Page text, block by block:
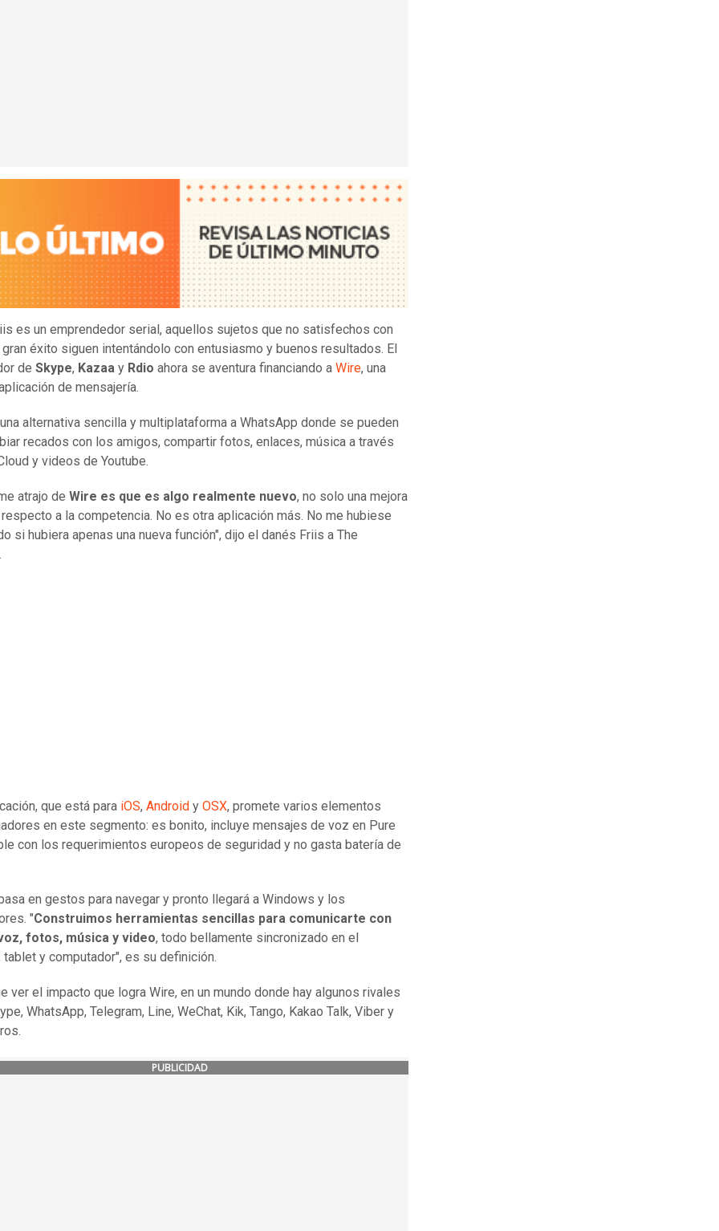
es un emprendedor serial, aquellos sujetos que no satisfechos con
gran éxito siguen intentándolo con entusiasmo y buenos resultados. El
de Skype, Kazaa y Rdio ahora se aventura financiando a Wire, una
de mensajería.
alternativa sencilla y multiplataforma a WhatsApp donde se pueden
recados con los amigos, compartir fotos, enlaces, música a través
y videos de Youtube.
atrajo de Wire es que es algo realmente nuevo, no solo una mejora
a la competencia. No es otra aplicación más. No me hubiese
si hubiera apenas una nueva función", dijo el danés Friis a The
que está para iOS, Android y OSX, promete varios elementos
en este segmento: es bonito, incluye mensajes de voz en Pure
con los requerimientos europeos de seguridad y no gasta batería de
en gestos para navegar y pronto llegará a Windows y los
"Construimos herramientas sencillas para comunicarte con
fotos, música y video, todo bellamente sincronizado en el
y computador", es su definición.
ver el impacto que logra Wire, en un mundo donde hay algunos rivales
WhatsApp, Telegram, Line, WeChat, Kik, Tango, Kakao Talk, Viber y
PUBLICIDAD